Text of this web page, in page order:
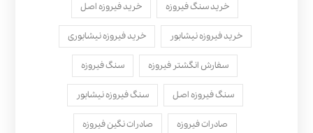
خرید سنگ فیروزه خرید فیروزه اصل
خرید فیروزه نیشابور خرید فیروزه نیشابوری
سفارش انگشتر فیروزه سنگ فیروزه
سنگ فیروزه اصل سنگ فیروزه نیشابور
صادرات فیروزه صادرات نگین فیروزه